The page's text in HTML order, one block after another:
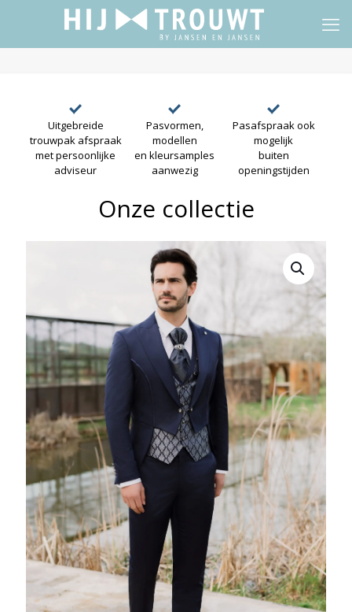
Uitgebreide
trouwpak afspraak
met persoonlijke
adviseur
Pasvormen,
modellen
en kleursamples
aanwezig
Pasafspraak ook
mogelijk
buiten
openingstijden
Onze collectie